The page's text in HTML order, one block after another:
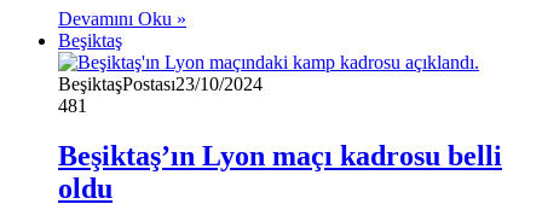
Devamını Oku »
Beşiktaş
BeşiktaşPostası23/10/2024
481
Beşiktaş’ın Lyon maçı kadrosu belli
oldu